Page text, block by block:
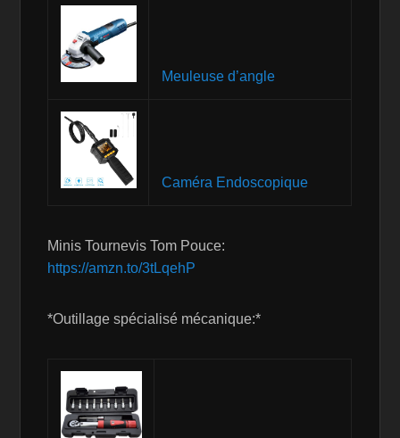
Meuleuse d’angle
Caméra Endoscopique
Minis Tournevis Tom Pouce:
https://amzn.to/3tLqehP
*Outillage spécialisé mécanique:*